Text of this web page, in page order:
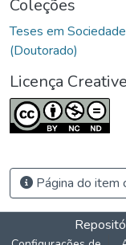
Coleções
Teses em
(Doutorado)
Licença
Página do item